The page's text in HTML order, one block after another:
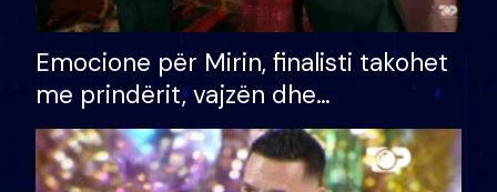
Emocione për Mirin, finalisti takohet
me prindërit, vajzën dhe
bashkëshorten: S’kemi ndonjë letër
divorci apo jo?